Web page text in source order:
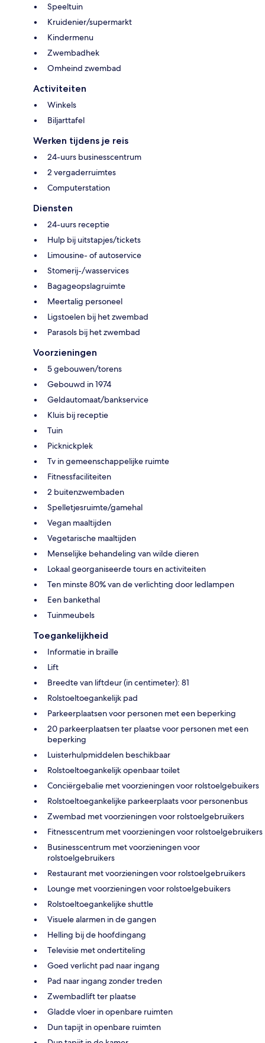
Speeltuin
Kruidenier/supermarkt
Kindermenu
Zwembadhek
Omheind zwembad
Activiteiten
Winkels
Biljarttafel
Werken tijdens je reis
24-uurs businesscentrum
2 vergaderruimtes
Computerstation
Diensten
24-uurs receptie
Hulp bij uitstapjes/tickets
Limousine- of autoservice
Stomerij-/wasservices
Bagageopslagruimte
Meertalig personeel
Ligstoelen bij het zwembad
Parasols bij het zwembad
Voorzieningen
5 gebouwen/torens
Gebouwd in 1974
Geldautomaat/bankservice
Kluis bij receptie
Tuin
Picknickplek
Tv in gemeenschappelijke ruimte
Fitnessfaciliteiten
2 buitenzwembaden
Spelletjesruimte/gamehal
Vegan maaltijden
Vegetarische maaltijden
Menselijke behandeling van wilde dieren
Lokaal georganiseerde tours en activiteiten
Ten minste 80% van de verlichting door ledlampen
Een bankethal
Tuinmeubels
Toegankelijkheid
Informatie in braille
Lift
Breedte van liftdeur (in centimeter): 81
Rolstoeltoegankelijk pad
Parkeerplaatsen voor personen met een beperking
20 parkeerplaatsen ter plaatse voor personen met een
beperking
Luisterhulpmiddelen beschikbaar
Rolstoeltoegankelijk openbaar toilet
Conciërgebalie met voorzieningen voor rolstoelgebuikers
Rolstoeltoegankelijke parkeerplaats voor personenbus
Zwembad met voorzieningen voor rolstoelgebruikers
Fitnesscentrum met voorzieningen voor rolstoelgebruikers
Businesscentrum met voorzieningen voor
rolstoelgebruikers
Restaurant met voorzieningen voor rolstoelgebruikers
Lounge met voorzieningen voor rolstoelgebuikers
Rolstoeltoegankelijke shuttle
Visuele alarmen in de gangen
Helling bij de hoofdingang
Televisie met ondertiteling
Goed verlicht pad naar ingang
Pad naar ingang zonder treden
Zwembadlift ter plaatse
Gladde vloer in openbare ruimten
Dun tapijt in openbare ruimten